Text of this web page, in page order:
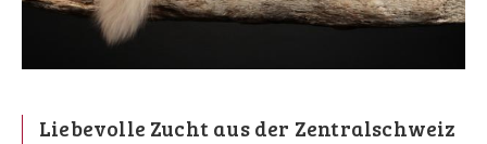
Liebevolle Zucht aus der Zentralschweiz